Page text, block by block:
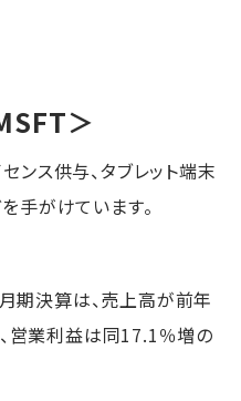
＞
ンス供与、タブレット端末
手がけています。
期決算は、売上高が前年
営業利益は同17.1％増の